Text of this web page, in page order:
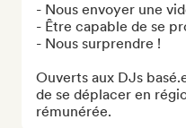
- Nous envoyer une
- Être capable de se
- Nous surprendre !
Ouverts aux DJs
de se déplacer en
rémunérée.